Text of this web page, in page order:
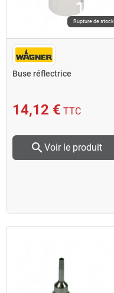
Rupture de stock
Buse réflectrice
14,12 € TTC
search Voir le produit